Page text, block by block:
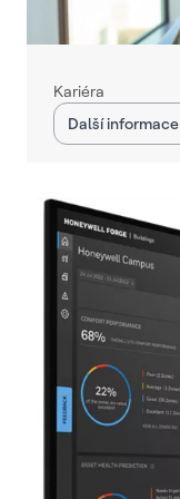
Kariéra
Další informace